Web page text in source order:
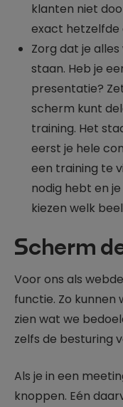
klanten niet
exact hetzelfde
Zorg dat je
staan. Heb je
presentatie?
scherm kunt
training. Het
eerst je hele
een training te
nodig hebt en
kiezen welk
Scherm
Voor ons als
functie. Zo kunnen
zien wat we
zelfs de besturing
Als je in een
knoppen. Eén